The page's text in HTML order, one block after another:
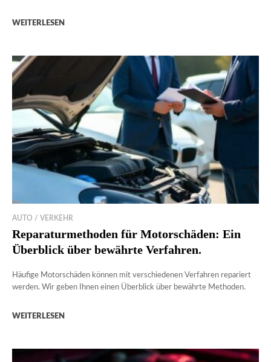
WEITERLESEN
AUTO / VERKEHR
Reparaturmethoden für Motorschäden: Ein
Überblick über bewährte Verfahren.
Häufige Motorschäden können mit verschiedenen Verfahren repariert
werden. Wir geben Ihnen einen Überblick über bewährte Methoden.
WEITERLESEN